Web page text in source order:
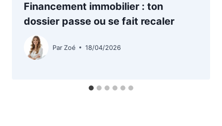
Financement immobilier : ton
dossier passe ou se fait recaler
Par Zoé 18/04/2026